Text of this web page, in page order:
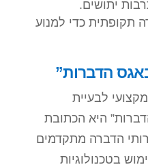
יתושים.
תקופתית כדי למנוע
הדברות”
לבעיית
היא הכתובת
הדברה מתקדמים
בטכנולוגיות